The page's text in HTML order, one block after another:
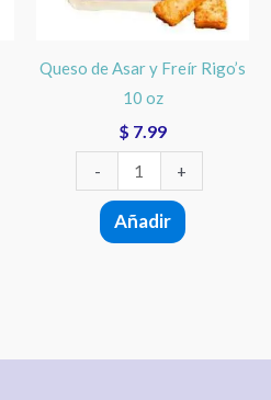
Queso de Asar y Freír Rigo’s
10 oz
$ 7.99
-
cantidad
+
Añadir